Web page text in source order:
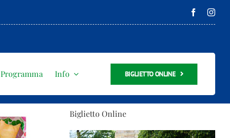
Programma Info BIGLIETTO ONLINE
Biglietto Online